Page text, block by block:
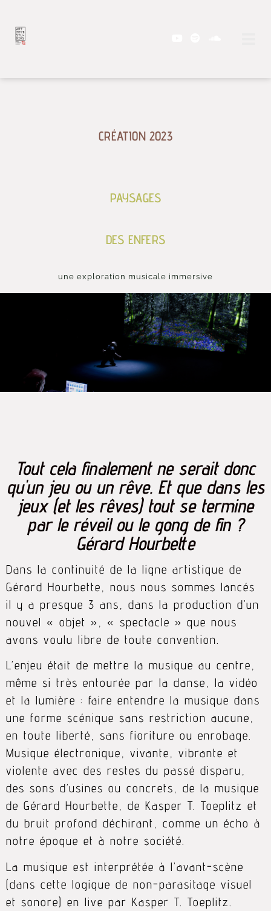
CRÉATION 2023
PAYSAGES
DES ENFERS
une exploration musicale immersive
Tout cela finalement ne serait donc
qu'un jeu ou un rêve. Et que dans les
jeux (et les rêves) tout se termine
par le réveil ou le gong de fin ?
Gérard Hourbette
Dans la continuité de la ligne artistique de
Gérard Hourbette, nous nous sommes lancés
il y a presque 3 ans, dans la production d’un
nouvel « objet », « spectacle » que nous
avons voulu libre de toute convention.
L’enjeu était de mettre la musique au centre,
même si très entourée par la danse, la vidéo
et la lumière : faire entendre la musique dans
une forme scénique sans restriction aucune,
en toute liberté, sans fioriture ou enrobage.
Musique électronique, vivante, vibrante et
violente avec des restes du passé disparu,
des sons d’usines ou concrets, de la musique
de Gérard Hourbette, de Kasper T. Toeplitz et
du bruit profond déchirant, comme un écho à
notre époque et à notre société.
La musique est interprétée à l’avant-scène
(dans cette logique de non-parasitage visuel
et sonore) en live par Kasper T. Toeplitz.